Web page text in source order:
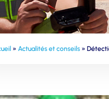
» Actualités et conseils»